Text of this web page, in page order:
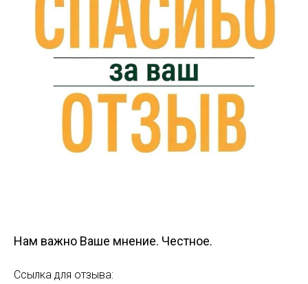
Нам важно Ваше мнение. Честное.
Ссылка для отзыва: